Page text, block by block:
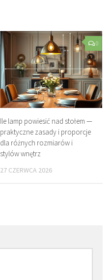
0
Ile lamp powiesić nad stołem —
praktyczne zasady i proporcje
dla różnych rozmiarów i
stylów wnętrz
27 CZERWCA 2026